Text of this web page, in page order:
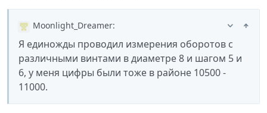
Moonlight_Dreamer:
Я единожды проводил измерения оборотов с
различными винтами в диаметре 8 и шагом 5 и
6, у меня цифры были тоже в районе 10500 -
11000.